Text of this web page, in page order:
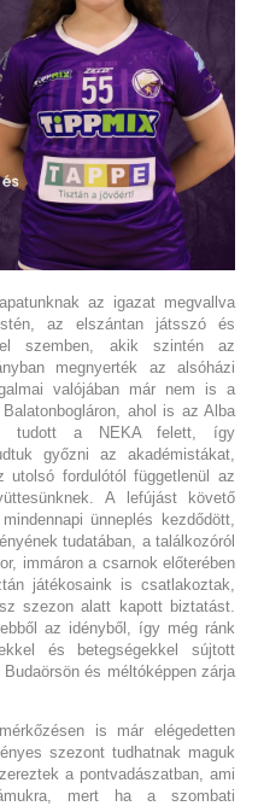
az igazat megvallva
az elszántan játsszó és
szemben, akik szintén az
megnyerték az alsóházi
valójában már nem is a
ahol is az Alba
tudott a NEKA felett, így
győzni az akadémistákat,
fordulótól függetlenül az
A lefújást követő
ünneplés kezdődött,
tudatában, a találkozóról
immáron a csarnok előterében
játékosaink is csatlakoztak,
szezon alatt kapott biztatást.
az idényből, így még ránk
és betegségekkel sújtott
és méltóképpen zárja
is már elégedetten
szezont tudhatnak maguk
a pontvadászatban, ami
mert ha a szombati